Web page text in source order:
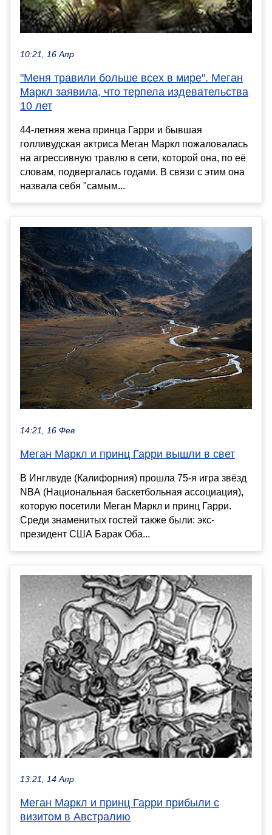
10:21, 16 Апр
"Меня травили больше всех в мире". Меган
Маркл заявила, что терпела издевательства
10 лет
44-летняя жена принца Гарри и бывшая
голливудская актриса Меган Маркл пожаловалась
на агрессивную травлю в сети, которой она, по её
словам, подвергалась годами. В связи с этим она
назвала себя "самым...
14:21, 16 Фев
Меган Маркл и принц Гарри вышли в свет
В Инглвуде (Калифорния) прошла 75-я игра звёзд
NBA (Национальная баскетбольная ассоциация),
которую посетили Меган Маркл и принц Гарри.
Среди знаменитых гостей также были: экс-
президент США Барак Оба...
13:21, 14 Апр
Меган Маркл и принц Гарри прибыли с
визитом в Австралию